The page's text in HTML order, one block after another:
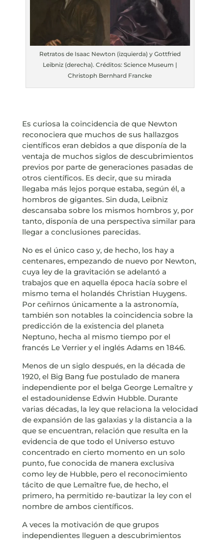
Retratos de Isaac Newton (izquierda) y Gottfried
Leibniz (derecha). Créditos: Science Museum |
Christoph Bernhard Francke
Es curiosa la coincidencia de que Newton
reconociera que muchos de sus hallazgos
científicos eran debidos a que disponía de la
ventaja de muchos siglos de descubrimientos
previos por parte de generaciones pasadas de
otros científicos. Es decir, que su mirada
llegaba más lejos porque estaba, según él, a
hombros de gigantes. Sin duda, Leibniz
descansaba sobre los mismos hombros y, por
tanto, disponía de una perspectiva similar para
llegar a conclusiones parecidas.
No es el único caso y, de hecho, los hay a
centenares, empezando de nuevo por Newton,
cuya ley de la gravitación se adelantó a
trabajos que en aquella época hacía sobre el
mismo tema el holandés Christian Huygens.
Por ceñirnos únicamente a la astronomía,
también son notables la coincidencia sobre la
predicción de la existencia del planeta
Neptuno, hecha al mismo tiempo por el
francés Le Verrier y el inglés Adams en 1846.
Menos de un siglo después, en la década de
1920, el Big Bang fue postulado de manera
independiente por el belga George Lemaître y
el estadounidense Edwin Hubble. Durante
varias décadas, la ley que relaciona la velocidad
de expansión de las galaxias y la distancia a la
que se encuentran, relación que resulta en la
evidencia de que todo el Universo estuvo
concentrado en cierto momento en un solo
punto, fue conocida de manera exclusiva
como ley de Hubble, pero el reconocimiento
tácito de que Lemaître fue, de hecho, el
primero, ha permitido re-bautizar la ley con el
nombre de ambos científicos.
A veces la motivación de que grupos
independientes lleguen a descubrimientos